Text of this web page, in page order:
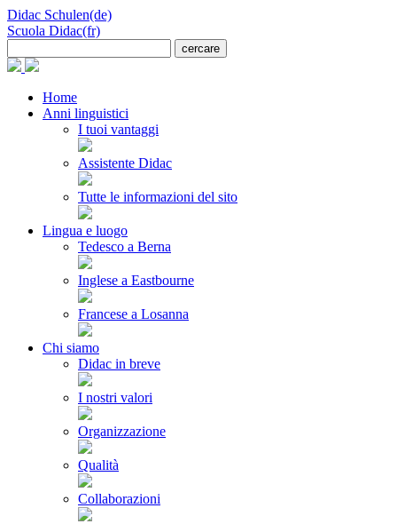
Didac Schulen(de)
Scuola Didac(fr)
Home
Anni linguistici
I tuoi vantaggi
Assistente Didac
Tutte le informazioni del sito
Lingua e luogo
Tedesco a Berna
Inglese a Eastbourne
Francese a Losanna
Chi siamo
Didac in breve
I nostri valori
Organizzazione
Qualità
Collaborazioni